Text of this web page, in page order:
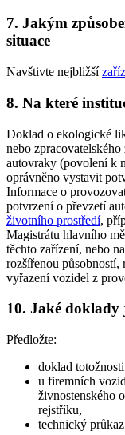
7. Jakým
situace
Navštivte nejbližší
8. Na které
Doklad o ekologické
nebo
autovraky (povolení k
oprávněno vystavit
Informace o
potvrzení o převzetí
životního prostředí,
Magistrátu hlavního
těchto zařízení, nebo
rozšířenou působností,
vyřazení vozidel z
10. Jaké doklady
Předložte:
doklad
u firemních
živnostenského
rejstříku,
technický